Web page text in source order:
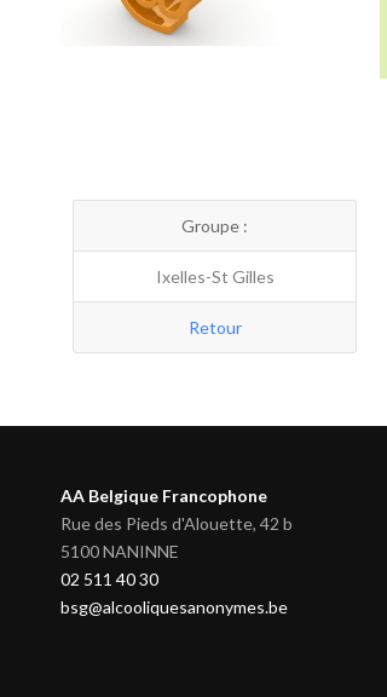
Groupe :
Ixelles-St Gilles
Retour
AA Belgique Francophone
Rue des Pieds d'Alouette, 42 b
5100 NANINNE
02 511 40 30
bsg@alcooliquesanonymes.be